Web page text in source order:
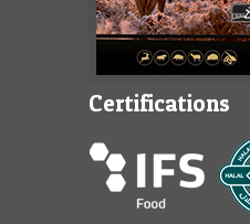
Certifications